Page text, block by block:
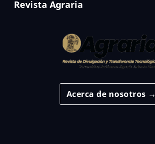
Revista Agraria
Acerca de nosotros →